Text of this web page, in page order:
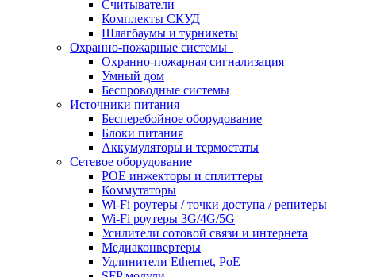
Считыватели
Комплекты СКУД
Шлагбаумы и турникеты
Охранно-пожарные системы
Охранно-пожарная сигнализация
Умный дом
Беспроводные системы
Источники питания
Бесперебойное оборудование
Блоки питания
Аккумуляторы и термостаты
Сетевое оборудование
POE инжекторы и сплиттеры
Коммутаторы
Wi-Fi роутеры / точки доступа / репитеры
Wi-Fi роутеры 3G/4G/5G
Усилители сотовой связи и интернета
Медиаконвертеры
Удлинители Ethernet, PoE